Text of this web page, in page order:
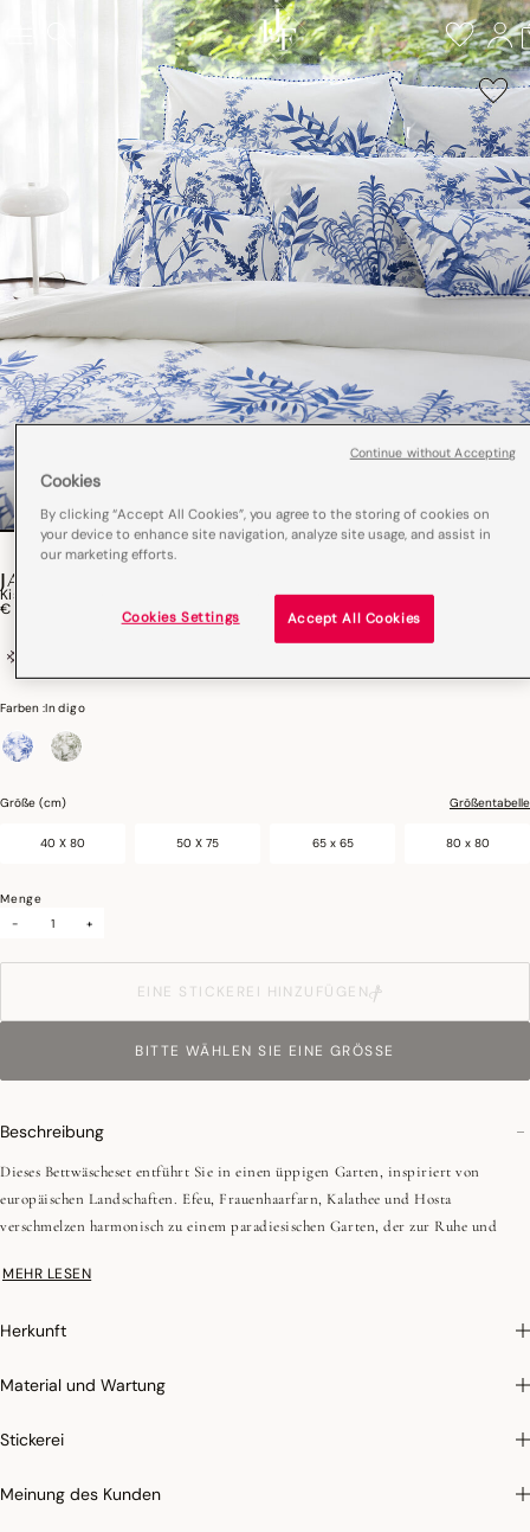
JARDIN D'EDEN
Kissenbezüge Jardin D'Eden Baumwolle
€ 45,00
Farben :Indigo
Größe (cm) Größentabelle
40 X 80 50 X 75 65 x 65 80 x 80
Menge
-
+
EINE STICKEREI HINZUFÜGEN
BITTE WÄHLEN SIE EINE GRÖSSE
Beschreibung
Dieses Bettwäscheset entführt Sie in einen üppigen Garten, inspiriert von
europäischen Landschaften. Efeu, Frauenhaarfarn, Kalathee und Hosta
verschmelzen harmonisch zu einem paradiesischen Garten, der zur Ruhe und
•Vorderseite: 122 Fäden/cm², 310TC; Rückseite: 80 Fäden/cm², 200TC
•Gekämmte Garne (lange Fasern)
•Rechteckig: Allover-Muster, quadratisch: halbplatziertes Muster
MEHR LESEN
Herkunft
Material und Wartung
Stickerei
Meinung des Kunden
Cookies
By clicking “Accept All Cookies”, you agree to the storing of cookies on
your device to enhance site navigation, analyze site usage, and assist in
our marketing efforts.
Accept All Cookies
Cookies Settings
Continue without Accepting